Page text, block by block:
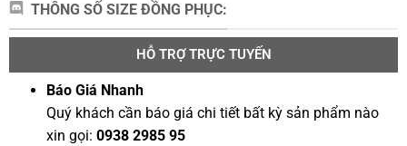
THÔNG SỐ SIZE ĐỒNG PHỤC:
HỖ TRỢ TRỰC TUYẾN
Báo Giá Nhanh
Quý khách cần báo giá chi tiết bất kỳ sản phẩm nào
xin gọi:0938 2985 95